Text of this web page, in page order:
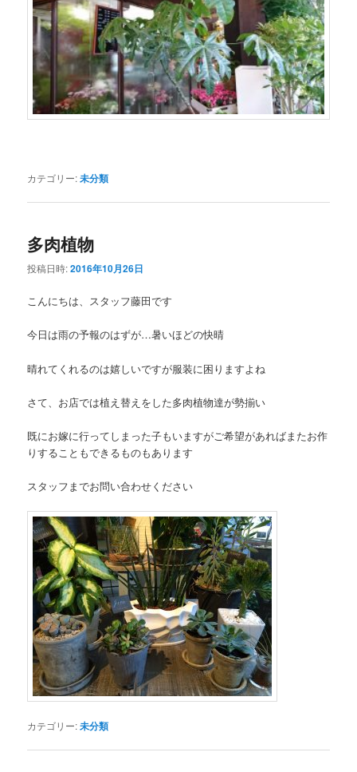
カテゴリー:未分類
多肉植物
投稿日時:2016年10月26日
こんにちは、スタッフ藤田です
今日は雨の予報のはずが…暑いほどの快晴
晴れてくれるのは嬉しいですが服装に困りますよね
さて、お店では植え替えをした多肉植物達が勢揃い
既にお嫁に行ってしまった子もいますがご希望があればまたお作
りすることもできるものもあります
スタッフまでお問い合わせください
カテゴリー:未分類